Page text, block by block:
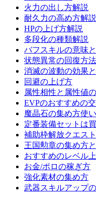
火力の出し方解説
耐久力の高め方解説
HPの上げ方解説
多段化の種類解説
バフスキルの意味
状態異常の回復方法
消滅の波動の効果
回避の上げ方
属性相性と属性値
EVPのおすすめの
魔晶石の集め方使
定番装備セットは
補助枠解放クエス
王国勲章の集め方
おすすめのレベル
お金/ポロの稼ぎ方
強化素材の集め方
武器スキルアップ